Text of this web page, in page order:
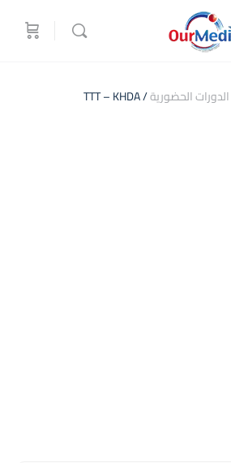
الدورات الحضورية/ TTT – KHDA